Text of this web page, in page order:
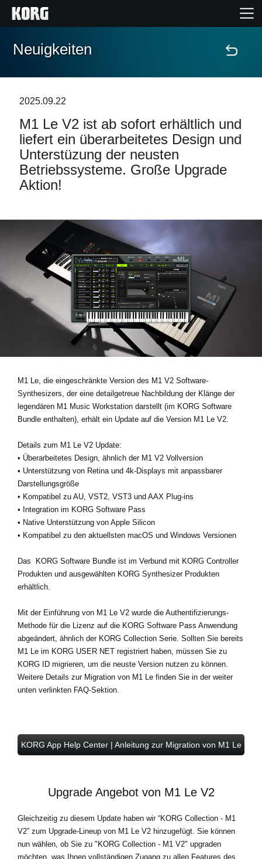
Home
Extras
Events
Support
Händlersuche
Shop
Neuigkeiten
Gebiet / Land
Über KORG
Neuigkeiten
2025.09.22
M1 Le V2 ist ab sofort erhältlich und
liefert ein überarbeitetes Design und
Unterstüzung der neusten
Betriebssysteme. Große Upgrade
Aktion!
M1 Le, die eingeschränkte Version des M1 V2 Software-
Synthesizers, der eine detailgetreue Nachbildung der Klänge der
legendären M1 Music Workstation darstellt (im KORG Software
Bundle enthalten), erhält ein Update auf die Version M1 Le V2.
Details zum M1 Le V2 Update:
• Überarbeitetes Design, ähnlich der M1 V2 Vollversion
• Unterstützung von Retina und 4k-Displays mit anpassbarer
Darstellungsgröße
• Kompatibel zu AU, VST2, VST3 und AAX Plug-ins
• Integration im KORG Software Pass
• Native Unterstützung von Apple Silicon
• Kompatibel zu den aktuellsten macOS und Windows Versionen
Das KORG Software Bundle ist im Verbund mit KORG Controller
Produkten und ausgewählten KORG Synthesizer Produkten
erhältlich.
Mit der Einführung von M1 Le V2 wurde die Authentifizierungs-
Methode für die Lizenz auf die KORG Software Pass Anwendung
abgeändert, ähnlich der KORG Collection Serie. Sollten Sie bereits
M1 Le im KORG USER NET registriert haben, müssen Sie zu
KORG ID migrieren, um die neuste Version nutzen zu können.
Weitere Details zur Migration von M1 Le finden Sie in der weiter
unten verlinkten FAQ-Sektion.
KORG App Help Center | Anleitung zur Migration von M1 Le
Upgrade Angebot von M1 Le V2
Gleichzeitig zu diesem Update haben wir “KORG Collection - M1
V2” zum Upgrade-Lineup von M1 Le V2 hinzugefügt. Sie können
nun wählen, ob Sie zu "KORG Collection - M1 V2" upgraden
möchten, was Ihnen vollständigen Zugang zu allen Features des